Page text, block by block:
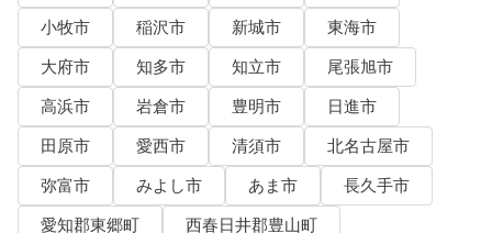
小牧市
稲沢市 新城市
東海市
大府市
知多市 知立市
尾張旭市
高浜市
岩倉市 豊明市
日進市
田原市
愛西市 清須市
北名古屋市
弥富市
みよし市 あま市
長久手市
愛知郡東郷町
西春日井郡豊山町